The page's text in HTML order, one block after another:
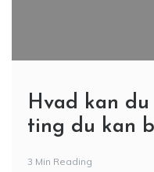
Hvad kan
ting du kan
3 Min Reading